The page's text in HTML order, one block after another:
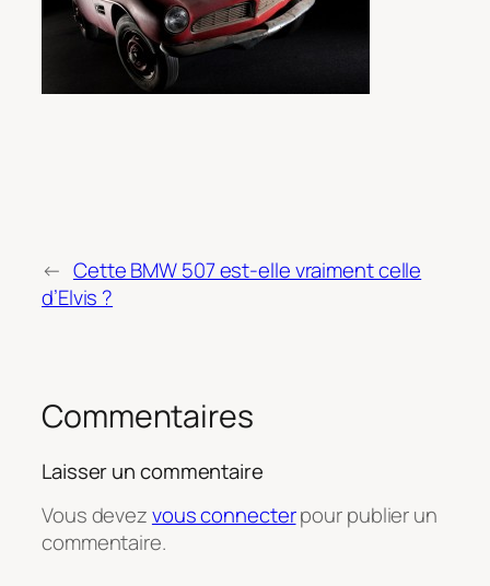
← Cette BMW 507 est-elle vraiment celle
d’Elvis ?
Commentaires
Laisser un commentaire
Vous devezvous connecterpour publier un
commentaire.